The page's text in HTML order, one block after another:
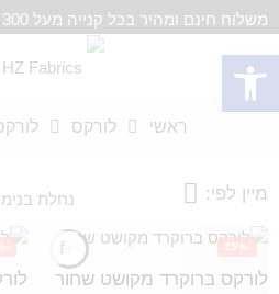
פתח סרגל נגישות
משלוח חינם ומהיר בכל קנייה מעל 300 ₪
ראשי לורקס
מיין לפי:
-25%
לורקס ברוקרד מקושט שחור
-25%